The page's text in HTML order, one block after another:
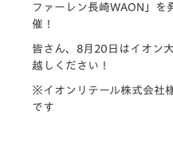
ファーレン長崎WAON」を
催！
皆さん、8月20日はイオン
越しください！
※イオンリテール株式会社
です